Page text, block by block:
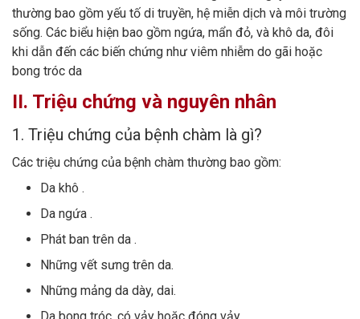
thường bao gồm yếu tố di truyền, hệ miễn dịch và môi trường
sống. Các biểu hiện bao gồm ngứa, mẩn đỏ, và khô da, đôi
khi dẫn đến các biến chứng như viêm nhiễm do gãi hoặc
bong tróc da
II. Triệu chứng và nguyên nhân
1. Triệu chứng của bệnh chàm là gì?
Các triệu chứng của bệnh chàm thường bao gồm:
Da khô .
Da ngứa .
Phát ban trên da .
Những vết sưng trên da.
Những mảng da dày, dai.
Da bong tróc, có vảy hoặc đóng vảy.